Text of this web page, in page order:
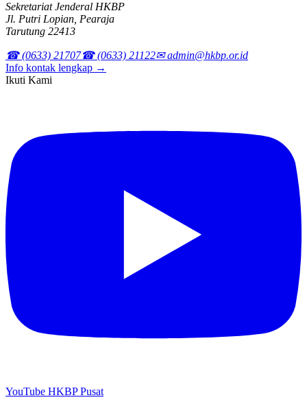
Sekretariat Jenderal HKBP
Jl. Putri Lopian, Pearaja
Tarutung 22413
☎ (0633) 21707☎ (0633) 21122✉ admin@hkbp.or.id
Info kontak lengkap →
Ikuti Kami
YouTube HKBP Pusat